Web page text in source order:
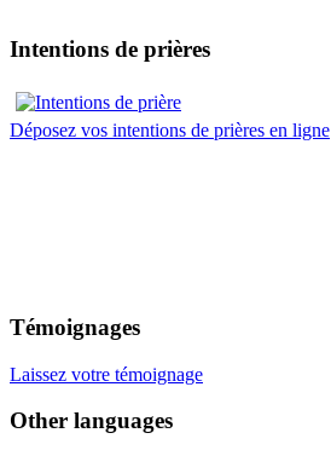
Intentions de prières
Déposez vos intentions de prières en ligne
Témoignages
Laissez votre témoignage
Other languages